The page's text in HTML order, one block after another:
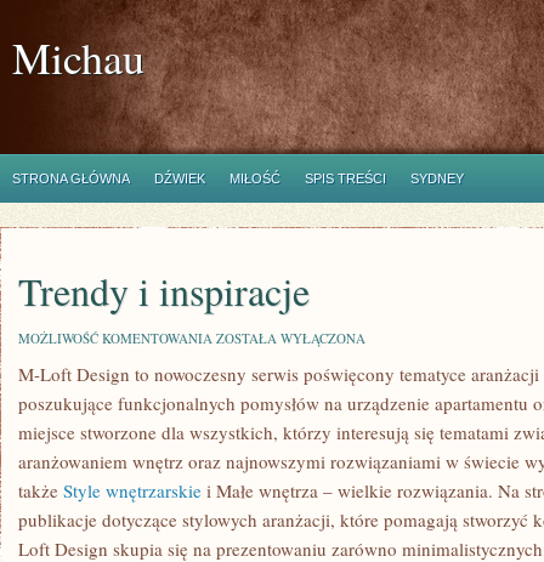
Michau
STRONA GŁÓWNA DŹWIEK MIŁOŚĆ SPIS TREŚCI SYDNEY
Trendy i inspiracje
MOŻLIWOŚĆ KOMENTOWANIA TRENDY
INSPIRACJE
ZOSTAŁA WYŁĄCZONA
M-Loft Design to nowoczesny serwis poświęcony tematyce
poszukujące funkcjonalnych pomysłów na urządzenie apartamentu
miejsce stworzone dla wszystkich, którzy interesują się tematami
aranżowaniem wnętrz oraz najnowszymi rozwiązaniami w świecie
także Style wnętrzarskie i Małe wnętrza – wielkie rozwiązania. Na
publikacje dotyczące stylowych aranżacji, które pomagają stworzyć
Loft Design skupia się na prezentowaniu zarówno